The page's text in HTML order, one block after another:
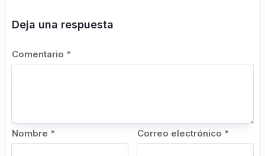
Deja una respuesta
Comentario *
Nombre * Correo electrónico *